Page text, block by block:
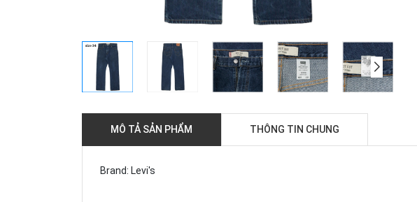
MÔ TẢ SẢN PHẨM THÔNG TIN CHUNG
Brand: Levi's